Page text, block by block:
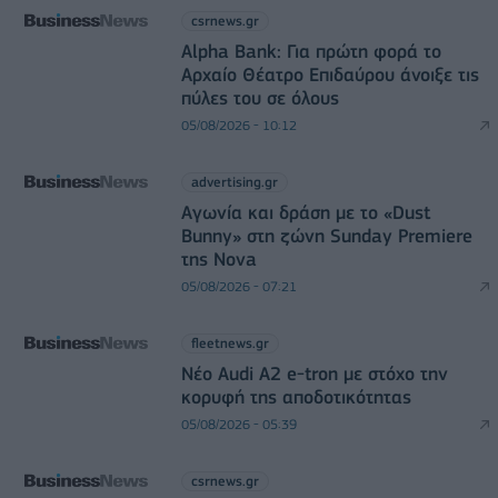
csrnews.gr
Alpha Bank: Για πρώτη φορά το
Αρχαίο Θέατρο Επιδαύρου άνοιξε τις
πύλες του σε όλους
05/08/2026 - 10:12
advertising.gr
Αγωνία και δράση με το «Dust
Bunny» στη ζώνη Sunday Premiere
της Nova
05/08/2026 - 07:21
fleetnews.gr
Νέο Audi A2 e-tron με στόχο την
κορυφή της αποδοτικότητας
05/08/2026 - 05:39
csrnews.gr